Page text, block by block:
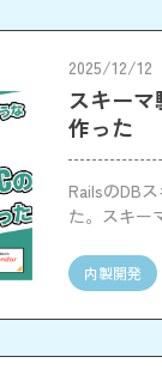
2025/12/12
スキー
作った
RailsのDB
た。スキー
内製開発